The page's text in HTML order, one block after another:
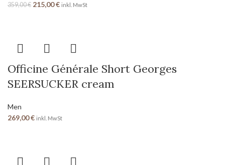
359,00€ 215,00€ inkl. MwSt
Officine Générale Short Georges
SEERSUCKER cream
Men
269,00€ inkl. MwSt